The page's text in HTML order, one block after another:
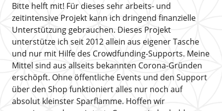
Bitte helft mit! Für dieses sehr arbeits- und
zeitintensive Projekt kann ich dringend finanzielle
Unterstützung gebrauchen. Dieses Projekt
unterstütze ich seit 2012 allein aus eigener Tasche
und nur mit Hilfe des Crowdfunding-Supports. Meine
Mittel sind aus allseits bekannten Corona-Gründen
erschöpft. Ohne öffentliche Events und den Support
über den Shop funktioniert alles nur noch auf
absolut kleinster Sparflamme. Hoffen wir